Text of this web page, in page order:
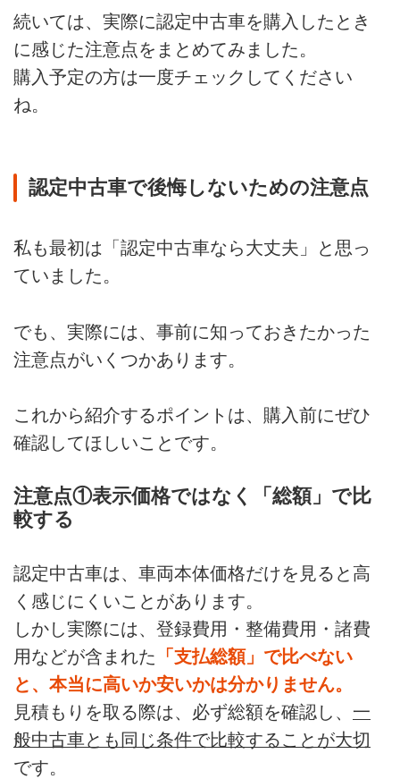
続いては、実際に認定中古車を購入したとき
に感じた注意点をまとめてみました。
購入予定の方は一度チェックしてください
ね。
認定中古車で後悔しないための注意点
私も最初は「認定中古車なら大丈夫」と思っ
ていました。
でも、実際には、事前に知っておきたかった
注意点がいくつかあります。
これから紹介するポイントは、購入前にぜひ
確認してほしいことです。
注意点①表示価格ではなく「総額」で比
較する
認定中古車は、車両本体価格だけを見ると高
く感じにくいことがあります。
しかし実際には、登録費用・整備費用・諸費
用などが含まれた 「支払総額」で比べない
と、本当に高いか安いかは分かりません。
見積もりを取る際は、必ず総額を確認し、 一
般中古車とも同じ条件で比較することが大切
です。